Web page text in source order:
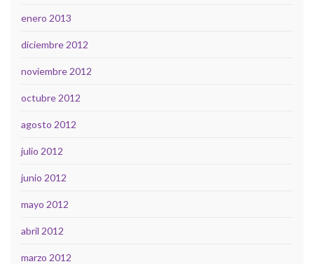
enero 2013
diciembre 2012
noviembre 2012
octubre 2012
agosto 2012
julio 2012
junio 2012
mayo 2012
abril 2012
marzo 2012